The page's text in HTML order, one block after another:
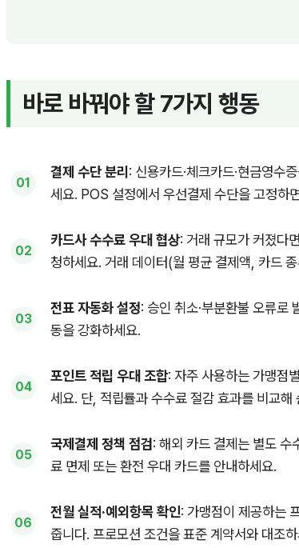
바로 바꿔야 할 7가지 행동
결제 수단 분리 : 신용카드·체크카드·현금영수
세요. POS 설정에서 우선결제 수단을 고정하
카드사 수수료 우대 협상: 거래 규모가 커졌다
청하세요. 거래 데이터(월 평균 결제액, 카드
전표 자동화 설정: 승인 취소·부분환불 오류로
동을 강화하세요.
포인트 적립 우대 조합: 자주 사용하는 가맹점
세요. 단, 적립률과 수수료 절감 효과를 비교해
국제결제 정책 점검: 해외 카드 결제는 별도 수
료 면제 또는 환전 우대 카드를 안내하세요.
전월 실적·예외항목 확인: 가맹점이 제공하는
줍니다. 프로모션 조건을 표준 계약서와 대조